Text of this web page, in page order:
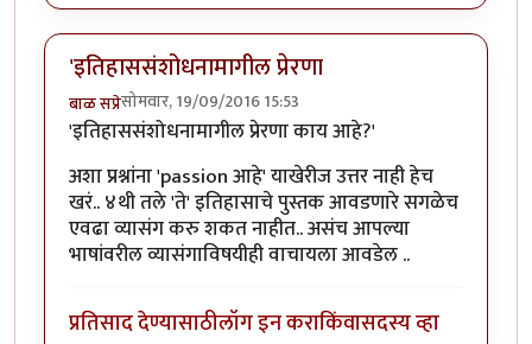
'इतिहाससंशोधनामागील प्रेरणा
बाळ सप्रेसोमवार, 19/09/2016 15:53
'इतिहाससंशोधनामागील प्रेरणा काय आहे?'
अशा प्रश्नांना 'passion आहे' याखेरीज उत्तर नाही हेच
खरं.. ४थी तले 'ते' इतिहासाचे पुस्तक आवडणारे सगळेच
एवढा व्यासंग करु शकत नाहीत.. असंच आपल्या
भाषांवरील व्यासंगाविषयीही वाचायला आवडेल ..
प्रतिसाद देण्यासाठीलॉग इन कराकिंवासदस्य व्हा